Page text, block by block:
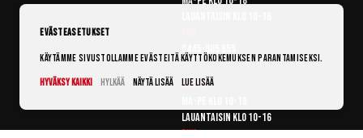
Vantaa
Lauantaisin klo 10-16
Puh:
Evästeasetukset
Käytämme sivustollamme evästeitä käyttökokemuksen parantamiseksi.
Hyväksy kaikki
Hylkää Näytä lisää Lue lisää